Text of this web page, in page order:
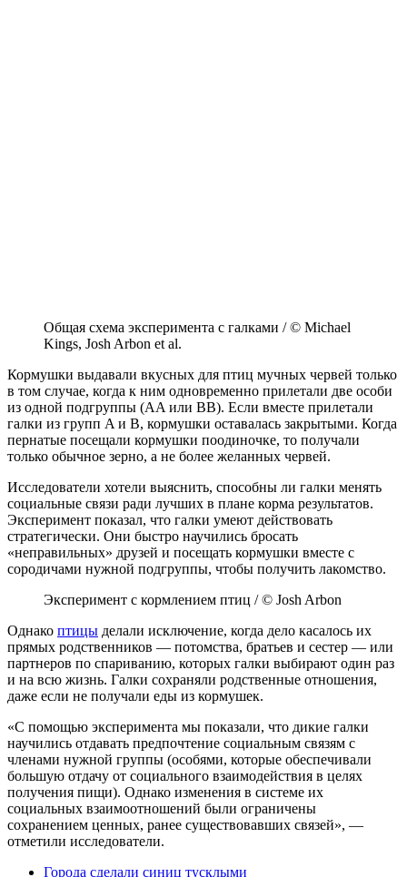
Общая схема эксперимента с галками / © Michael
Kings, Josh Arbon et al.
Кормушки выдавали вкусных для птиц мучных червей только
в том случае, когда к ним одновременно прилетали две особи
из одной подгруппы (AA или BB). Если вместе прилетали
галки из групп A и B, кормушки оставалась закрытыми. Когда
пернатые посещали кормушки поодиночке, то получали
только обычное зерно, а не более желанных червей.
Исследователи хотели выяснить, способны ли галки менять
социальные связи ради лучших в плане корма результатов.
Эксперимент показал, что галки умеют действовать
стратегически. Они быстро научились бросать
«неправильных» друзей и посещать кормушки вместе с
сородичами нужной подгруппы, чтобы получить лакомство.
Эксперимент с кормлением птиц / © Josh Arbon
Однако птицы делали исключение, когда дело касалось их
прямых родственников — потомства, братьев и сестер — или
партнеров по спариванию, которых галки выбирают один раз
и на всю жизнь. Галки сохраняли родственные отношения,
даже если не получали еды из кормушек.
«С помощью эксперимента мы показали, что дикие галки
научились отдавать предпочтение социальным связям с
членами нужной группы (особями, которые обеспечивали
большую отдачу от социального взаимодействия в целях
получения пищи). Однако изменения в системе их
социальных взаимоотношений были ограничены
сохранением ценных, ранее существовавших связей», —
отметили исследователи.
Города сделали синиц тусклыми